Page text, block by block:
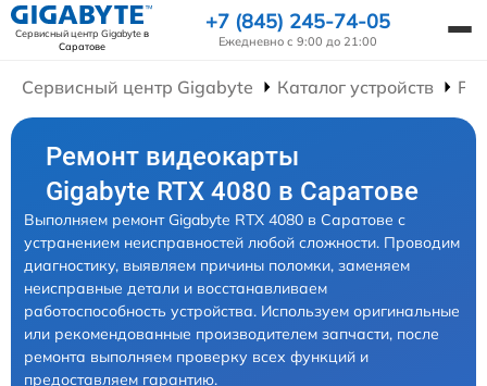
Сервисный центр Gigabyteв
Саратове
+7 (845) 245-74-05
Ежедневно с 9:00 до 21:00
Сервисный центр Gigabyte Каталог устройств
Ремонт видеокарты
Gigabyte RTX 4080 в Саратове
Выполняем ремонт Gigabyte RTX 4080 в Саратове с
устранением неисправностей любой сложности. Проводим
диагностику, выявляем причины поломки, заменяем
неисправные детали и восстанавливаем
работоспособность устройства. Используем оригинальные
или рекомендованные производителем запчасти, после
ремонта выполняем проверку всех функций и
предоставляем гарантию.